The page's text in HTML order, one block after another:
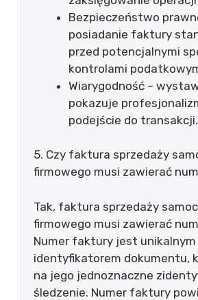
Bezpieczeństwo
posiadanie faktury
przed potencjalnymi
kontrolami
Wiarygodność –
pokazuje
podejście do transakcji.
5. Czy faktura sprzedaży
firmowego musi zawierać
Tak, faktura sprzedaży
firmowego musi zawierać
Numer faktury jest unikalnym
identyfikatorem dokumentu,
na jego jednoznaczne
śledzenie. Numer faktury